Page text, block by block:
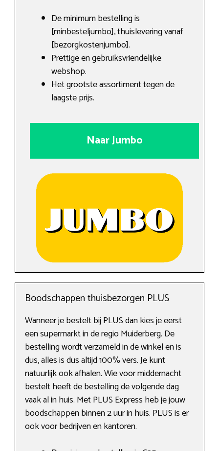
De minimum bestelling is
[minbesteljumbo], thuislevering vanaf
[bezorgkostenjumbo].
Prettige en gebruiksvriendelijke
webshop.
Het grootste assortiment tegen de
laagste prijs.
Naar Jumbo
Boodschappen thuisbezorgen PLUS
Wanneer je bestelt bij PLUS dan kies je eerst
een supermarkt in de regio Muiderberg. De
bestelling wordt verzameld in de winkel en is
dus, alles is dus altijd 100% vers. Je kunt
natuurlijk ook afhalen. Wie voor middernacht
bestelt heeft de bestelling de volgende dag
vaak al in huis. Met PLUS Express heb je jouw
boodschappen binnen 2 uur in huis. PLUS is er
ook voor bedrijven en kantoren.